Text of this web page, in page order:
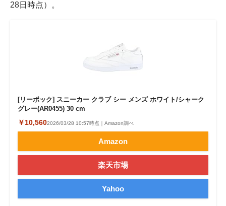
28日時点）。
[リーボック] スニーカー クラブ シー メンズ ホワイト/シャーク
グレー(AR0455) 30 cm
￥10,5602026/03/28 10:57時点｜Amazon調べ
Amazon
楽天市場
Yahoo